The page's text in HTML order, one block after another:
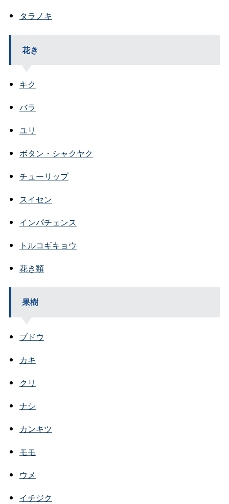
タラノキ
花き
キク
バラ
ユリ
ボタン・シャクヤク
チューリップ
スイセン
インパチェンス
トルコギキョウ
花き類
果樹
ブドウ
カキ
クリ
ナシ
カンキツ
モモ
ウメ
イチジク